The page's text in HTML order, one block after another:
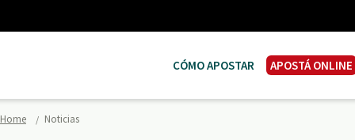
CÓMO APOSTAR APOSTÁ ONLINE
Home Noticias